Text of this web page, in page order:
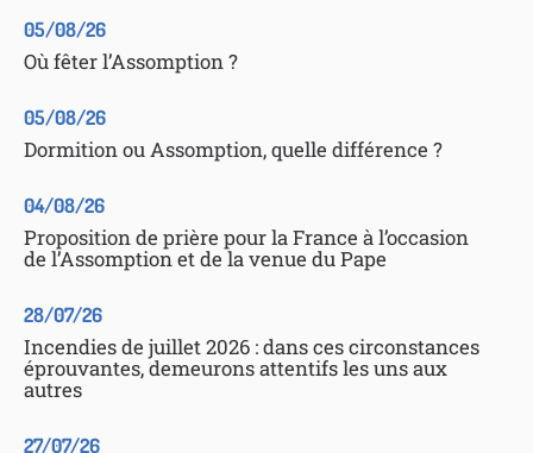
05/08/26
Où fêter l’Assomption ?
05/08/26
Dormition ou Assomption, quelle différence ?
04/08/26
Proposition de prière pour la France à l’occasion
de l’Assomption et de la venue du Pape
28/07/26
Incendies de juillet 2026 : dans ces circonstances
éprouvantes, demeurons attentifs les uns aux
autres
27/07/26